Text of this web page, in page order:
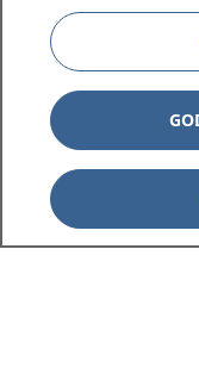
1177 på flera språk
Om 1177
Kontakt